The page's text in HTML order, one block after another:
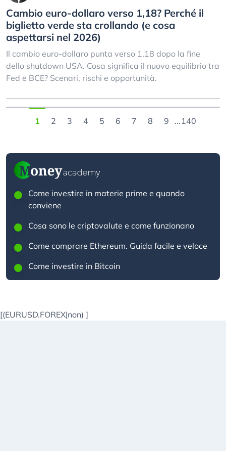
Cambio euro-dollaro verso 1,18? Perché il
biglietto verde sta crollando (e cosa
aspettarsi nel 2026)
Il cambio euro-dollaro punta verso 1,18 dopo la fine
dello shutdown USA. Cosa significa il nuovo equilibrio tra
Fed e BCE? Scenari, rischi e opportunità.
1 2 3 4 5 6 7 8 9 ... 140
Come investire in materie prime e quando
conviene
Cosa sono le criptovalute e come funzionano
Come comprare Ethereum. Guida facile e veloce
Come investire in Bitcoin
[(EURUSD.FOREX|non) ]